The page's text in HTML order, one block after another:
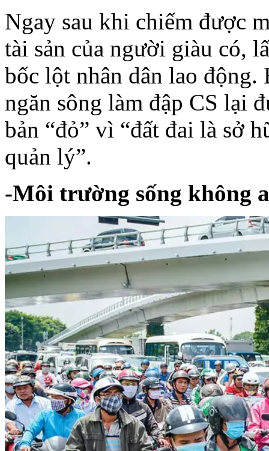
Ngay sau khi chiếm được
tài sản của người giàu có,
bốc lột nhân dân lao động.
ngăn sông làm đập CS lại
bản “đỏ” vì “đất đai là sở
quản lý”.
-Môi trường sống không